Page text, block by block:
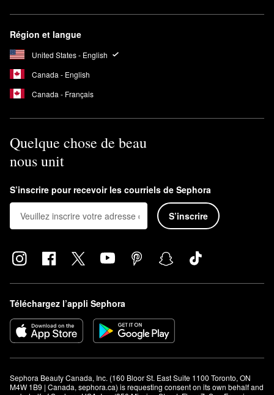
Région et langue
United States - English
Canada - English
Canada - Français
Quelque chose de beau
nous unit
S’inscrire pour recevoir les courriels de Sephora
S’inscrire
Téléchargez l’appli Sephora
Sephora Beauty Canada, Inc. (160 Bloor St. East Suite 1100 Toronto, ON
M4W 1B9 | Canada, sephora.ca) is requesting consent on its own behalf and